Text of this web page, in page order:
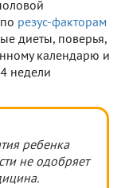
резус-факторам
диеты, поверья,
календарю и
недели
ребенка
не одобряет